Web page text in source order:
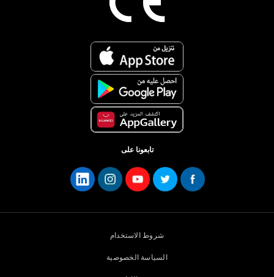
تابعونا على
شروط الاستخدام
السياسة الخصوصية